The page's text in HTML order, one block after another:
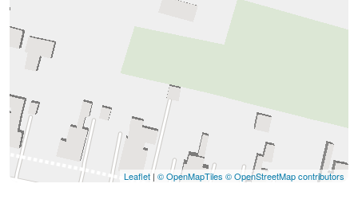
Leaflet | © OpenMapTiles © OpenStreetMap contributors